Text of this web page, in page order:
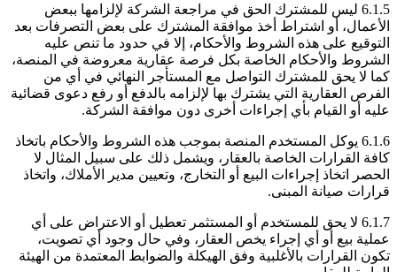
6.1.5 ليس للمشترك الحق في مراجعة الشركة لإلزامها ببعض
الأعمال، أو اشتراط أخذ موافقة المشترك على بعض التصرفات بعد
التوقيع على هذه الشروط والأحكام، إلا في حدود ما تنص عليه
الشروط والأحكام الخاصة بكل فرصة عقارية معروضة في المنصة،
كما لا يحق للمشترك التواصل مع المستأجر النهائي في أي من
الفرص العقارية التي يشترك بها لإلزامه بالدفع أو رفع دعوى قضائية
عليه أو القيام بأي إجراءات أخرى دون موافقة الشركة.
6.1.6 يوكل المستخدم المنصة بموجب هذه الشروط والأحكام باتخاذ
كافة القرارات الخاصة بالعقار، ويشمل ذلك على سبيل المثال لا
الحصر اتخاذ إجراءات البيع أو التخارج، وتعيين مدير الأملاك، واتخاذ
قرارات صيانة المبنى.
6.1.7 لا يحق للمستخدم أو المستثمر تعطيل أو الاعتراض على أي
عملية بيع أو أي إجراء يخص العقار، وفي حال وجود أي تصويت،
تكون القرارات بالأغلبية وفق الهيكلة والضوابط المعتمدة من الهيئة